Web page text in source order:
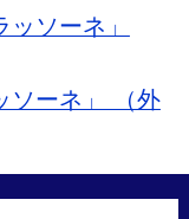
ソーネ」
ソーネ」 （外